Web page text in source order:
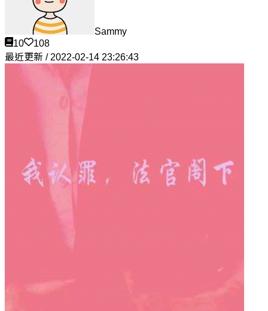
Sammy
10
108
最近更新 / 2022-02-14 23:26:43